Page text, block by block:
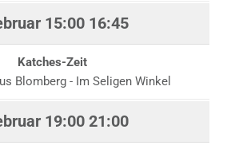
15:00 16:45
Katches-Zeit
Blomberg - Im Seligen Winkel
19:00 21:00